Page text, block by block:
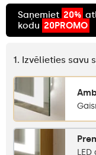
Saņemiet 20%
kodu 20PROMO
1. Izvēlieties savu